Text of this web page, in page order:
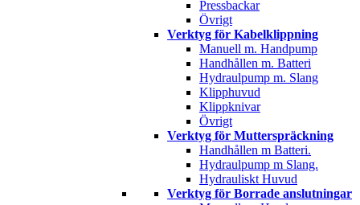
Pressbackar
Övrigt
Verktyg för Kabelklippning
Manuell m. Handpump
Handhållen m. Batteri
Hydraulpump m. Slang
Klipphuvud
Klippknivar
Övrigt
Verktyg för Mutterspräckning
Handhållen m Batteri.
Hydraulpump m Slang.
Hydrauliskt Huvud
Verktyg för Borrade anslutningar